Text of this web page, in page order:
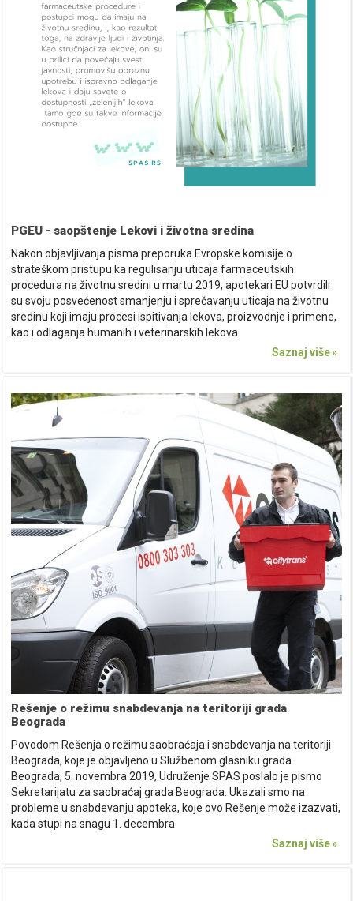
PGEU - saopštenje Lekovi i životna sredina
Nakon objavljivanja pisma preporuka Evropske komisije o
strateškom pristupu ka regulisanju uticaja farmaceutskih
procedura na životnu sredini u martu 2019, apotekari EU potvrdili
su svoju posvećenost smanjenju i sprečavanju uticaja na životnu
sredinu koji imaju procesi ispitivanja lekova, proizvodnje i primene,
kao i odlaganja humanih i veterinarskih lekova.
Saznaj više
Rešenje o režimu snabdevanja na teritoriji grada
Beograda
Povodom Rešenja o režimu saobraćaja i snabdevanja na teritoriji
Beograda, koje je objavljeno u Službenom glasniku grada
Beograda, 5. novembra 2019, Udruženje SPAS poslalo je pismo
Sekretarijatu za saobraćaj grada Beograda. Ukazali smo na
probleme u snabdevanju apoteka, koje ovo Rešenje može izazvati,
kada stupi na snagu 1. decembra.
Saznaj više